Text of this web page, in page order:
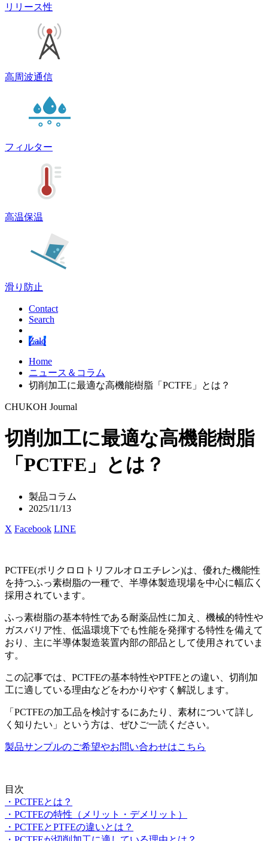
リリース性
高周波通信
フィルター
高温保温
滑り防止
Contact
Search
Zalo
Home
ニュース＆コラム
切削加工に最適な高機能樹脂「PCTFE」とは？
CHUKOH Journal
切削加工に最適な高機能樹脂
「PCTFE」とは？
製品コラム
2025/11/13
X Facebook LINE
PCTFE(ポリクロロトリフルオロエチレン)は、優れた機能性
を持つふっ素樹脂の一種で、半導体製造現場を中心に幅広く
採用されています。
ふっ素樹脂の基本特性である耐薬品性に加え、機械的特性や
ガスバリア性、低温環境下でも性能を発揮する特性を備えて
おり、主に半導体製造装置内部の部品として使用されていま
す。
この記事では、 PCTFEの基本特性やPTFEとの違い、切削加
工に適している理由などをわかりやすく解説します。
「 PCTFEの加工品を検討するにあたり、素材について詳し
く知りたい」という方は、ぜひご一読ください。
製品サンプルのご希望やお問い合わせはこちら
目次
・PCTFEとは？
・PCTFEの特性（メリット・デメリット）
・PCTFEとPTFEの違いとは？